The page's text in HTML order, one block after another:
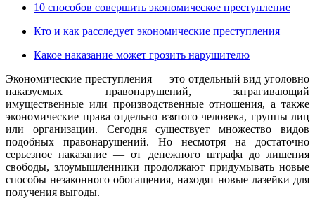
10 способов совершить экономическое преступление
Кто и как расследует экономические преступления
Какое наказание может грозить нарушителю
Экономические преступления — это отдельный вид уголовно
наказуемых правонарушений, затрагивающий
имущественные или производственные отношения, а также
экономические права отдельно взятого человека, группы лиц
или организации. Сегодня существует множество видов
подобных правонарушений. Но несмотря на достаточно
серьезное наказание — от денежного штрафа до лишения
свободы, злоумышленники продолжают придумывать новые
способы незаконного обогащения, находят новые лазейки для
получения выгоды.